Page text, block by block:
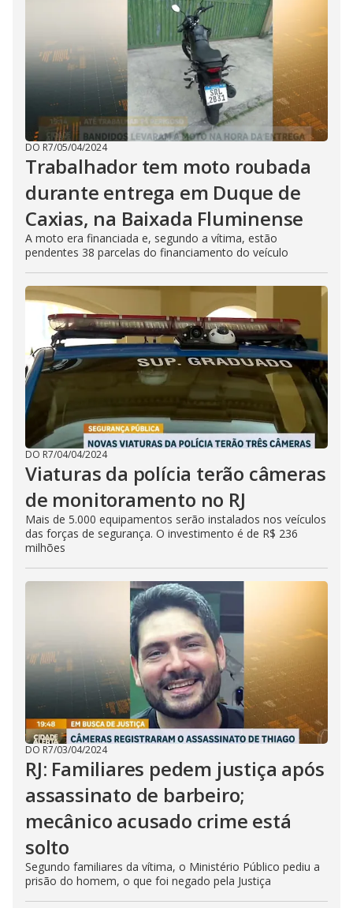
DO R7/05/04/2024
Trabalhador tem moto roubada
durante entrega em Duque de
Caxias, na Baixada Fluminense
A moto era financiada e, segundo a vítima, estão
pendentes 38 parcelas do financiamento do veículo
DO R7/04/04/2024
Viaturas da polícia terão câmeras
de monitoramento no RJ
Mais de 5.000 equipamentos serão instalados nos veículos
das forças de segurança. O investimento é de R$ 236
milhões
DO R7/03/04/2024
RJ: Familiares pedem justiça após
assassinato de barbeiro;
mecânico acusado crime está
solto
Segundo familiares da vítima, o Ministério Público pediu a
prisão do homem, o que foi negado pela Justiça